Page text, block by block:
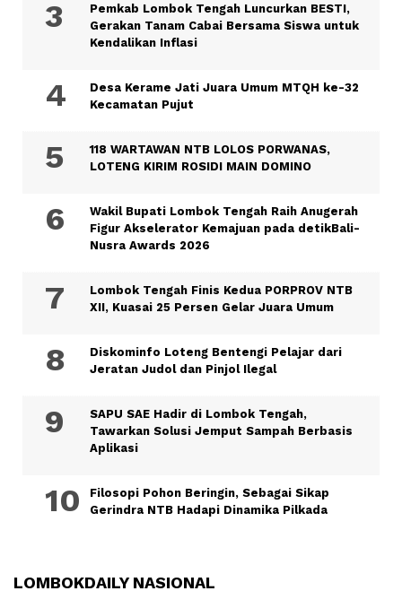
Pemkab Lombok Tengah Luncurkan BESTI,
Gerakan Tanam Cabai Bersama Siswa untuk
Kendalikan Inflasi
Desa Kerame Jati Juara Umum MTQH ke-32
Kecamatan Pujut
118 WARTAWAN NTB LOLOS PORWANAS,
LOTENG KIRIM ROSIDI MAIN DOMINO
Wakil Bupati Lombok Tengah Raih Anugerah
Figur Akselerator Kemajuan pada detikBali-
Nusra Awards 2026
Lombok Tengah Finis Kedua PORPROV NTB
XII, Kuasai 25 Persen Gelar Juara Umum
Diskominfo Loteng Bentengi Pelajar dari
Jeratan Judol dan Pinjol Ilegal
SAPU SAE Hadir di Lombok Tengah,
Tawarkan Solusi Jemput Sampah Berbasis
Aplikasi
Filosopi Pohon Beringin, Sebagai Sikap
Gerindra NTB Hadapi Dinamika Pilkada
LOMBOKDAILY NASIONAL